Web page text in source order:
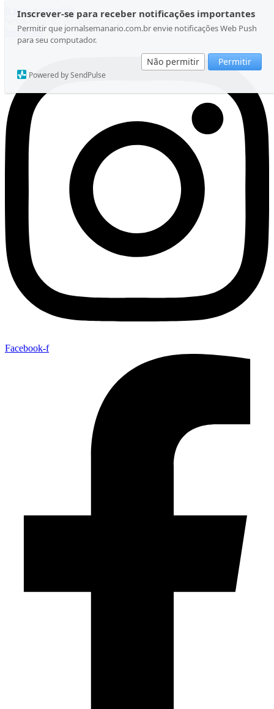
Inscrever-se para receber notificações importantes
Permitir que jornalsemanario.com.br envie notificações Web Push
para seu computador.
Não permitir Permitir
Powered by SendPulse
Ir para o conteúdo
Sexta-feira, 07 de Agosto de 2026
Instagram
Facebook-f